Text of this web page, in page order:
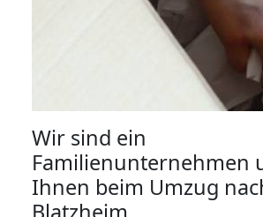
Wir sind ein
Familienunternehmen
Ihnen beim Umzug